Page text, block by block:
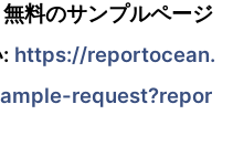
料のサンプルページ
https://reportocean.
request?repor